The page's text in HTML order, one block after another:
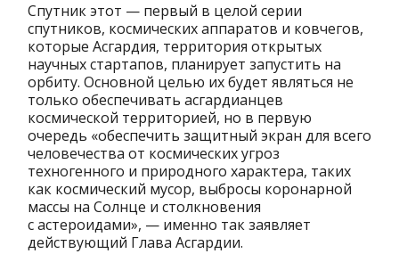
Спутник этот — первый в целой серии
спутников, космических аппаратов и ковчегов,
которые Асгардия, территория открытых
научных стартапов, планирует запустить на
орбиту. Основной целью их будет являться не
только обеспечивать асгардианцев
космической территорией, но в первую
очередь «обеспечить защитный экран для всего
человечества от космических угроз
техногенного и природного характера, таких
как космический мусор, выбросы коронарной
массы на Солнце и столкновения
с астероидами», — именно так заявляет
действующий Глава Асгардии.